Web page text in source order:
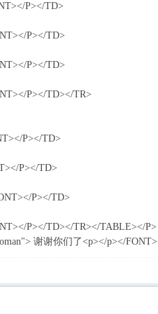
P></TD>
P></TD>
P></TD>
P></TD></TR>
P></TD>
P></TD>
P></TD>
P></TD></TR></TABLE></P>
谢谢你们了<p></p></